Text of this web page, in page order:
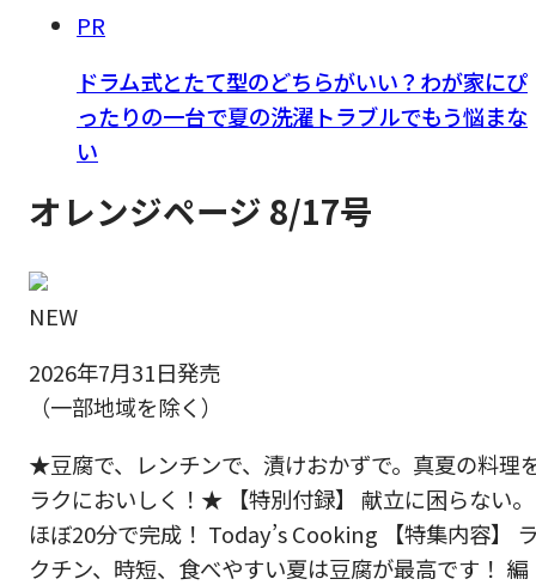
PR
ドラム式とたて型のどちらがいい？わが家にぴ
ったりの一台で夏の洗濯トラブルでもう悩まな
い
オレンジページ 8/17号
NEW
2026年7月31日発売
（一部地域を除く）
★豆腐で、レンチンで、漬けおかずで。真夏の料理
ラクにおいしく！★ 【特別付録】 献立に困らない。
ほぼ20分で完成！ Today’s Cooking 【特集内容】
クチン、時短、食べやすい夏は豆腐が最高です！ 編